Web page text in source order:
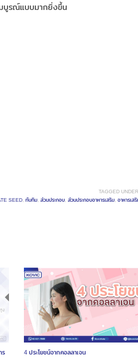
บูรณ์แบบมากยิ่งขึ้น
TAGGED
SEED, ทับทิม, ส่วนประกอบ, ส่วนประกอบอาหารเสริม, อาหารเส
ร
4 ประโยชน์จากคอลลาเจน